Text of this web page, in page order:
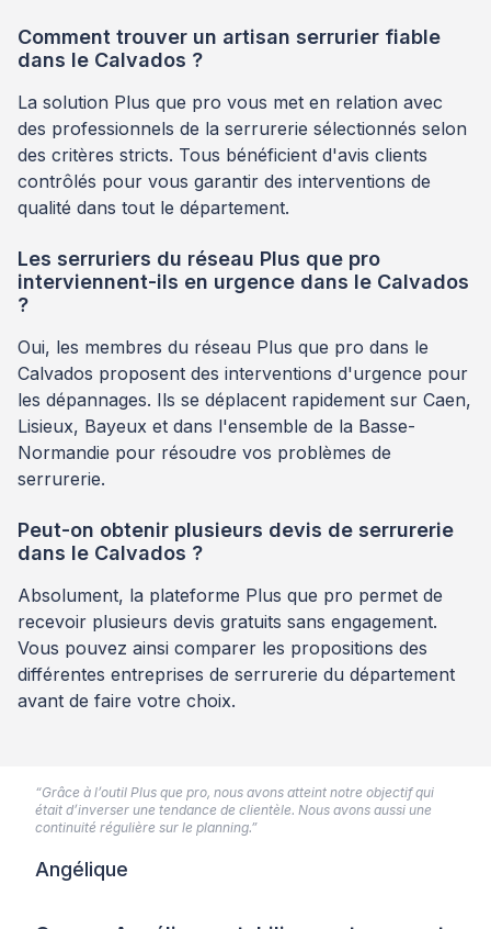
Comment trouver un artisan serrurier fiable
dans le Calvados ?
La solution Plus que pro vous met en relation avec
des professionnels de la serrurerie sélectionnés selon
des critères stricts. Tous bénéficient d'avis clients
contrôlés pour vous garantir des interventions de
qualité dans tout le département.
Les serruriers du réseau Plus que pro
interviennent-ils en urgence dans le Calvados
?
Oui, les membres du réseau Plus que pro dans le
Calvados proposent des interventions d'urgence pour
les dépannages. Ils se déplacent rapidement sur Caen,
Lisieux, Bayeux et dans l'ensemble de la Basse-
Normandie pour résoudre vos problèmes de
serrurerie.
Peut-on obtenir plusieurs devis de serrurerie
dans le Calvados ?
Absolument, la plateforme Plus que pro permet de
recevoir plusieurs devis gratuits sans engagement.
Vous pouvez ainsi comparer les propositions des
différentes entreprises de serrurerie du département
avant de faire votre choix.
“Grâce à l’outil Plus que pro, nous avons atteint notre objectif qui
était d’inverser une tendance de clientèle. Nous avons aussi une
continuité régulière sur le planning.”
Angélique